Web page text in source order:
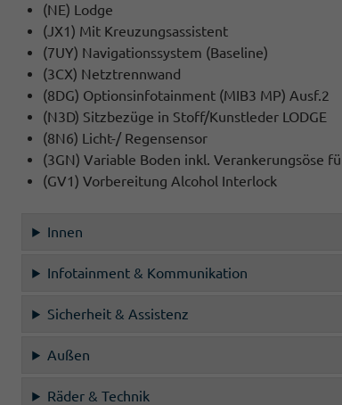
(NE) Lodge
(JX1) Mit Kreuzungsassistent
(7UY) Navigationssystem (Baseline)
(3CX) Netztrennwand
(8DG) Optionsinfotainment (MIB3 MP) Ausf.2
(N3D) Sitzbezüge in Stoff/Kunstleder LODGE
(8N6) Licht-/ Regensensor
(3GN) Variable Boden inkl. Verankerungsöse
(GV1) Vorbereitung Alcohol Interlock
Innen
Infotainment & Kommunikation
Sicherheit & Assistenz
Außen
Räder & Technik